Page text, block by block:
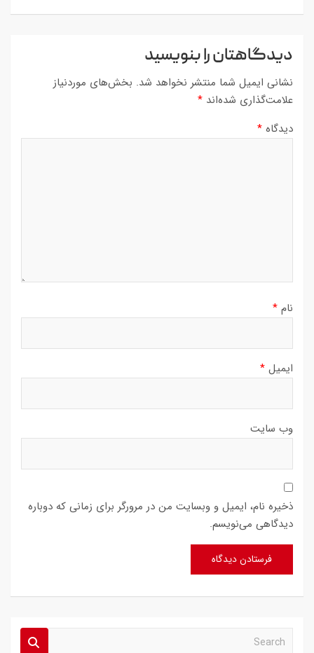
دیدگاهتان را بنویسید
نشانی ایمیل شما منتشر نخواهد شد. بخش‌های موردنیاز
علامت‌گذاری شده‌اند *
دیدگاه *
نام *
ایمیل *
وب‌ سایت
ذخیره نام، ایمیل و وبسایت من در مرورگر برای زمانی که دوباره
دیدگاهی می‌نویسم.